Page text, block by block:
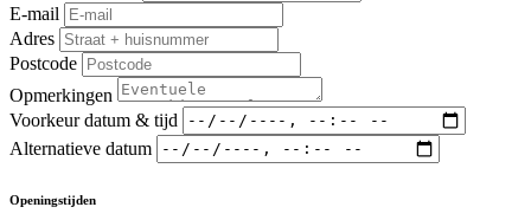
E-mail
Adres
Postcode
Opmerkingen
Voorkeur datum & tijd
Alternatieve datum
Openingstijden